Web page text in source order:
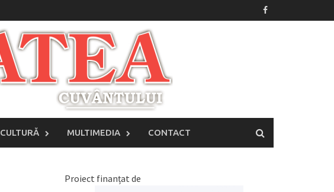
CULTURĂ MULTIMEDIA CONTACT
Proiect finanțat de